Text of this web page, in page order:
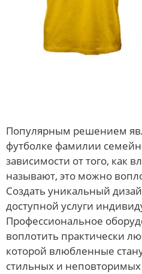
Популярным решением
футболке фамилии
зависимости от того, как
называют, это можно
Создать уникальный
доступной услуги
Профессиональное
воплотить практически
которой влюбленные
стильных и неповторимых